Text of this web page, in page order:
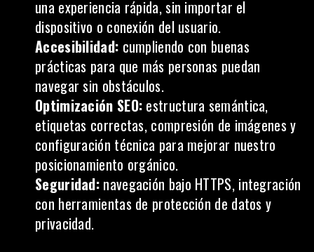
una experiencia rápida, sin importar el
dispositivo o conexión del usuario.
Accesibilidad: cumpliendo con buenas
prácticas para que más personas puedan
navegar sin obstáculos.
Optimización SEO: estructura semántica,
etiquetas correctas, compresión de imágenes y
configuración técnica para mejorar nuestro
posicionamiento orgánico.
Seguridad: navegación bajo HTTPS, integración
con herramientas de protección de datos y
privacidad.